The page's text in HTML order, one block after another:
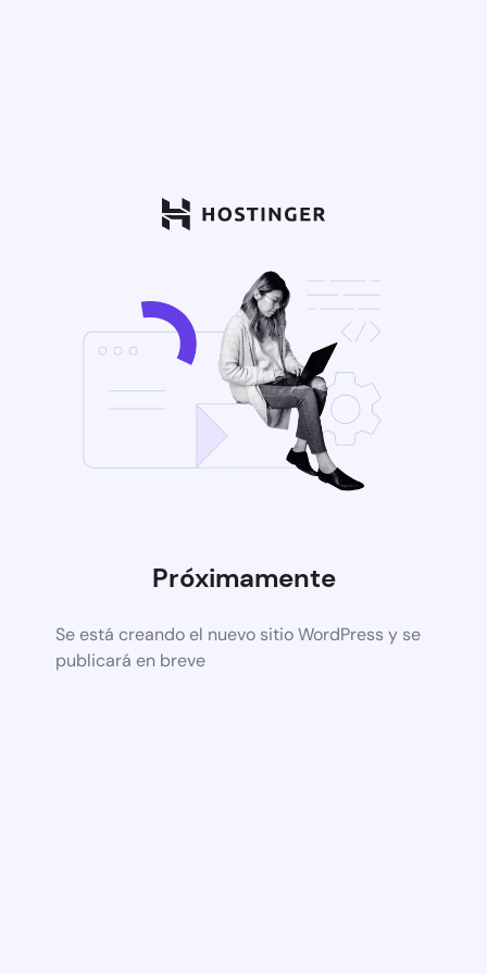
Próximamente
Se está creando el nuevo sitio WordPress y se
publicará en breve